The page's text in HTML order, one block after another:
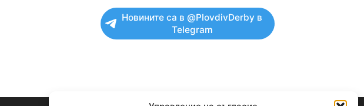
Новините са в @PlovdivDerby в
Telegram